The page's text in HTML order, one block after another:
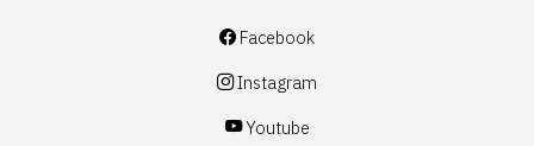
Facebook
Instagram
Youtube